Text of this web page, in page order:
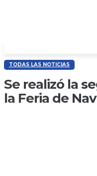
TODAS LAS NOTICIAS
Se realizó la
la Feria de